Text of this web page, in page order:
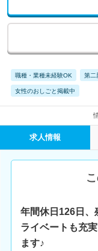
職種・業種未経験OK 第二
女性のおしごと掲載中
求人情報
年間休日126日、
ライベートも充
ます♪